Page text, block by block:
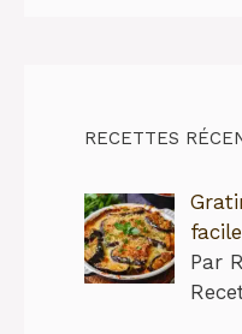
RECETTES
facile
Par